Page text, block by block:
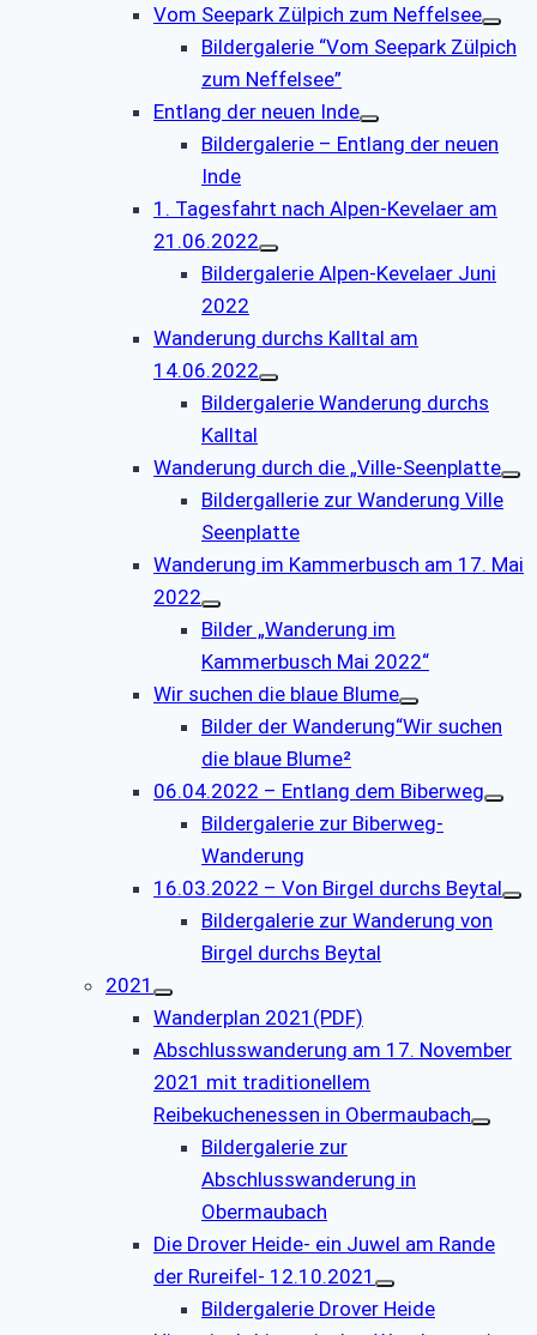
Vom Seepark Zülpich zum Neffelsee
Bildergalerie “Vom Seepark Zülpich
zum Neffelsee”
Entlang der neuen Inde
Bildergalerie – Entlang der neuen
Inde
1. Tagesfahrt nach Alpen-Kevelaer am
21.06.2022
Bildergalerie Alpen-Kevelaer Juni
2022
Wanderung durchs Kalltal am
14.06.2022
Bildergalerie Wanderung durchs
Kalltal
Wanderung durch die „Ville-Seenplatte
Bildergallerie zur Wanderung Ville
Seenplatte
Wanderung im Kammerbusch am 17. Mai
2022
Bilder „Wanderung im
Kammerbusch Mai 2022“
Wir suchen die blaue Blume
Bilder der Wanderung“Wir suchen
die blaue Blume²
06.04.2022 – Entlang dem Biberweg
Bildergalerie zur Biberweg-
Wanderung
16.03.2022 – Von Birgel durchs Beytal
Bildergalerie zur Wanderung von
Birgel durchs Beytal
2021
Wanderplan 2021(PDF)
Abschlusswanderung am 17. November
2021 mit traditionellem
Reibekuchenessen in Obermaubach
Bildergalerie zur
Abschlusswanderung in
Obermaubach
Die Drover Heide- ein Juwel am Rande
der Rureifel- 12.10.2021
Bildergalerie Drover Heide